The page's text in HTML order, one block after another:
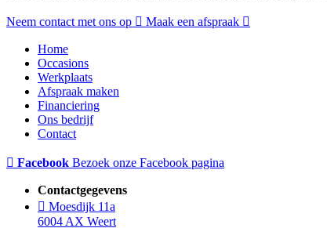
Neem contact met ons op Maak een afspraak
Home
Occasions
Werkplaats
Afspraak maken
Financiering
Ons bedrijf
Contact
Facebook Bezoek onze Facebook pagina
Contactgegevens
Moesdijk 11a
6004 AX Weert